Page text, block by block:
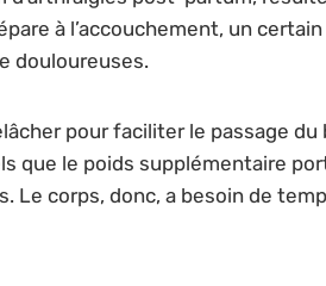
à l’accouchement, un
douloureuses.
pour faciliter le passage
que le poids supplémentaire
corps, donc, a besoin de